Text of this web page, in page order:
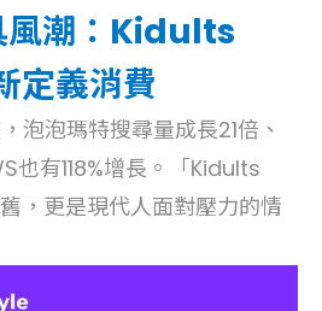
風潮：Kidults
義消費
泡泡瑪特搜尋量成長21倍、
也有118%增長。「Kidults
，更是現代人面對壓力的情